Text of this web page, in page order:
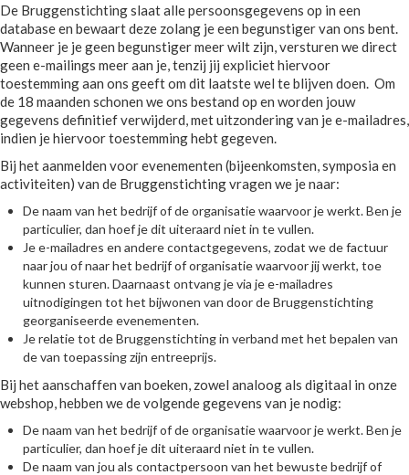
De Bruggenstichting slaat alle persoonsgegevens op in een
database en bewaart deze zolang je een begunstiger van ons bent.
Wanneer je je geen begunstiger meer wilt zijn, versturen we direct
geen e-mailings meer aan je, tenzij jij expliciet hiervoor
toestemming aan ons geeft om dit laatste wel te blijven doen. Om
de 18 maanden schonen we ons bestand op en worden jouw
gegevens definitief verwijderd, met uitzondering van je e-mailadres,
indien je hiervoor toestemming hebt gegeven.
Bij het aanmelden voor evenementen (bijeenkomsten, symposia en
activiteiten) van de Bruggenstichting vragen we je naar:
De naam van het bedrijf of de organisatie waarvoor je werkt. Ben je
particulier, dan hoef je dit uiteraard niet in te vullen.
Je e-mailadres en andere contactgegevens, zodat we de factuur
naar jou of naar het bedrijf of organisatie waarvoor jij werkt, toe
kunnen sturen. Daarnaast ontvang je via je e-mailadres
uitnodigingen tot het bijwonen van door de Bruggenstichting
georganiseerde evenementen.
Je relatie tot de Bruggenstichting in verband met het bepalen van
de van toepassing zijn entreeprijs.
Bij het aanschaffen van boeken, zowel analoog als digitaal in onze
webshop, hebben we de volgende gegevens van je nodig:
De naam van het bedrijf of de organisatie waarvoor je werkt. Ben je
particulier, dan hoef je dit uiteraard niet in te vullen.
De naam van jou als contactpersoon van het bewuste bedrijf of